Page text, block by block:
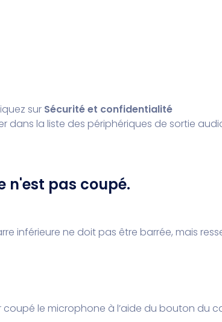
sur Sécurité et confidentialité
dans la liste des périphériques de sortie
n'est pas coupé.
inférieure ne doit pas être barrée, mais
le microphone à l’aide du bouton du